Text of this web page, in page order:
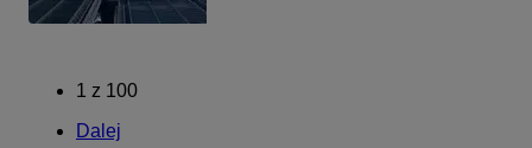
1 z 100
Dalej